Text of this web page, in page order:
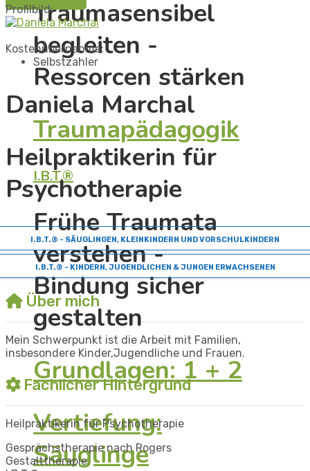
Traumasensibel
begleiten -
Ressorcen stärken
Traumapädagogik
I.B.T.®
Frühe Traumata
verstehen -
Bindung sicher
gestalten
Grundlagen: 1 + 2
Vertiefung:
Säuglinge
Profilbild:
Kostenübernahme:
Selbstzahler
Daniela Marchal
Heilpraktikerin für
Psychotherapie
I.B.T.® - SÄUGLINGEN, KLEINKINDERN UND VORSCHULKINDERN
I.B.T.® - KINDERN, JUGENDLICHEN & JUNGEN ERWACHSENEN
Über mich
Mein Schwerpunkt ist die Arbeit mit Familien,
insbesondere Kinder,Jugendliche und Frauen.
Fachlicher Hintergrund
Heilpraktikerin für Psychotherapie
Gesprächstherapie nach Rogers
Gestalttherapie